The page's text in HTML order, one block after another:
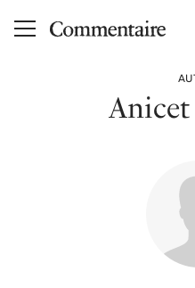
Aller au contenu principal
Anicet